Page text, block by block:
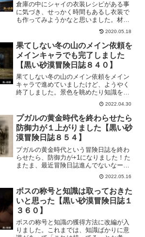
倉庫の中にシャイの衣装レシピがある事
に気づき、せっかく時間もあるし衣装で
も作ってみようかなと思いました。材料
はほとんど集まりましたけど、衣装製作
所を借りるための貢献度経験値が足りな
くて。なので、サブキャラ総動員でメイ
ン依頼やデイリーをこなして貢献度経験
値を上げて行こうかなという企み。たぶ
ん、貢献度経験値を集めるにはもっと効
率のいい方法があると思いますけど、私
の性格上こんな方法を選びました。
2020.05.18
果てしない冬の山のメイン依頼を
メインキャラでも完了しました
【黒い砂漠冒険日誌８４０】
果てしない冬の山のメイン依頼をメイン
キャラで進めていましたけど、ようやく
終了しました。景色を眺めたり知識を取
ったり、サブ依頼もしっかりめにこなし
てたので、少し時間はかかりました。最
後の方はドラカニアだけの依頼？という
のもあったりしました。もしかしたら家
門で1回かもしれない。
2022.04.30
プガルの黄金時代を終わらせたら
防御力が１上がりました【黒い砂
漠冒険日誌８５４】
プガルの黄金時代という冒険日誌を終わ
らせたら、防御力が+1になりました！た
またま、最近冒険日誌進んでないなーと
思って確認したら終わらせられそうだっ
たので、さっさと終わらせて来た。金塊
にびっくりしたけど、なんとかなったの
で良しとしよう。
2022.05.16
ボスの称号と知識は取っておきた
いと思った【黒い砂漠冒険日誌１
３６０】
ボスの称号と知識の獲得方法に改編が入
りました。これまでは、知識ばかりに意